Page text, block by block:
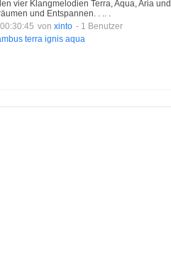
vier Klangmelodien Terra, Aqua, Aria
und Entspannen. . .. .
von xinto - 1 Benutzer
terra ignis aqua